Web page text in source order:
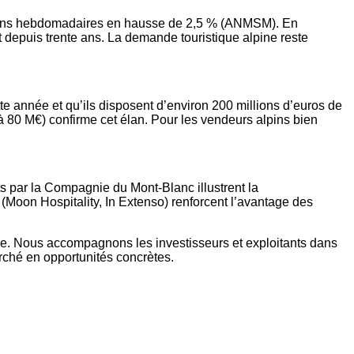
hebdomadaires en hausse de 2,5 % (ANMSM). En
trente ans. La demande touristique alpine reste
et qu’ils disposent d’environ 200 millions d’euros de
M€) confirme cet élan. Pour les vendeurs alpins bien
par la Compagnie du Mont-Blanc illustrent la
Hospitality, In Extenso) renforcent l’avantage des
Nous accompagnons les investisseurs et exploitants dans
en opportunités concrètes.